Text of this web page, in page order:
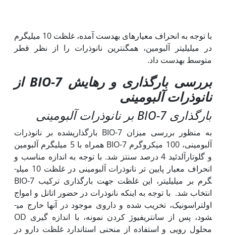
با توجه به انحراف معیارهای به‏دست آمده، غلظت 10 میلی­گرم
در میلی­لیتر آلبومین، همگن­ترین نانوذرات را از نظر قطر
متوسط به‫دست داد.
بررسی بارگذاری و رهایش7-BIO
از
نانوذرات آلبومینی
بارگذاری 7-BIO بر نانوذرات آلبومینی
به منظور بررسی میزان 7-BIO بارگذاری­شده بر نانوذرات
آلبومینی، 100 میکروگرم 7-BIO همراه با 5 میلی­گرم آلبومین
و گلوتارآلدئید 4 درصد سنتز شد. با توجه به ‏اندازه مناسب و
انحراف معیار پایین ­تر نانوذرات آلبومینی در غلظت 10 میلی­
گرم بر میلی­لیتر، این غلظت جهت بارگذاری ترکیب 7-BIO
انتخاب شد. با توجه به اینکه نانوذرات در حضور اتانل و امواج
اولتراسونیک، تخریب شده و داروی موجود در آن­ها خارج می­
شود، پس از سانتریفیوژ کردن نمونه، با اندازه گیری OD
محلول رویی و استفاده از منحنی استاندارد غلظت دارو در